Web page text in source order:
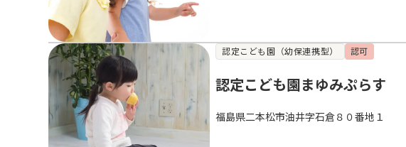
認定こども園（幼保連携型） 認可
認定こども園まゆみぷらす
福島県二本松市油井字石倉８０番地１